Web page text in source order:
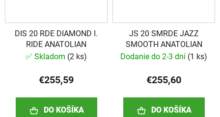
DIS 20 RDE DIAMOND I.
RIDE ANATOLIAN
✅ Skladom (2 ks)
€255,59
DO KOŠÍKA
JS 20 SMRDE JAZZ
SMOOTH ANATOLIAN
Dodanie do 2-3 dní (1 ks)
€255,60
DO KOŠÍKA